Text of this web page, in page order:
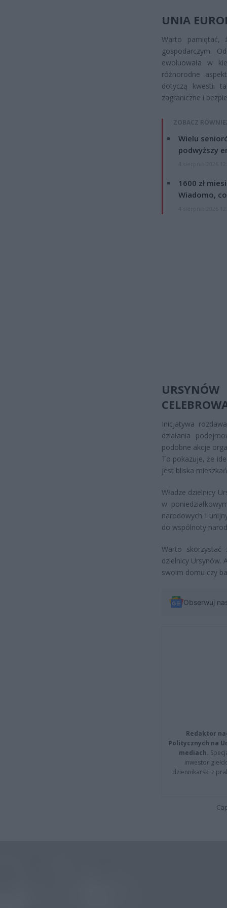
UNIA
Warto pamiętać,
gospodarczym.
ewoluowała w
różnorodne
dotyczą kwestii
zagraniczne i
ZOBACZ
Wielu
podwyższy
1600 zł
Wiadomo,
Inicjatywa
działania
podobne akcje
To pokazuje, że
jest bliska
Władze dzielnicy
w
narodowych i
do wspólnoty
Warto
dzielnicy Ursynów.
swoim domu czy
Obserwuj
Redaktor
Politycznych na
mediach.
inwestor
dziennikarski z